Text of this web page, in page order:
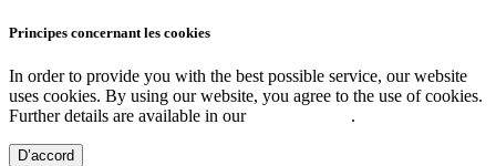
Principes concernant les cookies
In order to provide you with the best possible service, our website
uses cookies. By using our website, you agree to the use of cookies.
Further details are available in our
.
D’accord